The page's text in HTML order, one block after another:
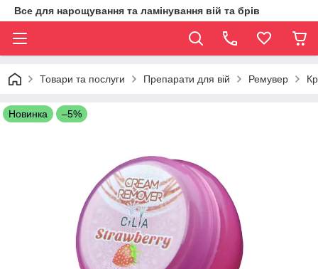
Все для нарощування та ламінування вій та брів
Товари та послуги Препарати для вій Ремувер
Новинка –5%